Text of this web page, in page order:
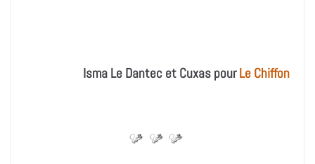
Isma Le Dantec et Cuxas pourLe Chiffon